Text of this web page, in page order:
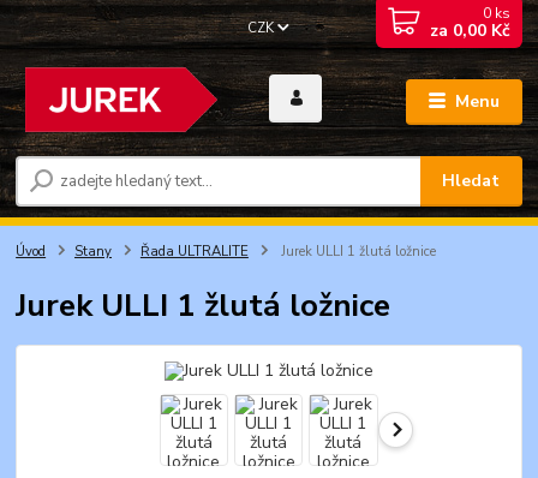
Menu
CZK
Hledat
0 ks
za 0,00 Kč
Úvod Stany Řada ULTRALITE Jurek ULLI 1 žlutá ložnice
Jurek ULLI 1 žlutá ložnice